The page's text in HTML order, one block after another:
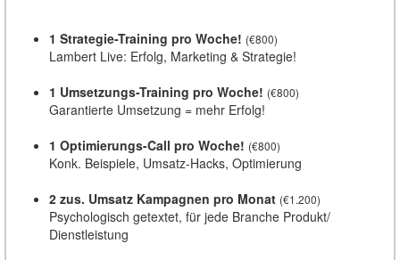
1 Strategie-Training pro Woche! (€800)
Lambert Live: Erfolg, Marketing & Strategie!
1 Umsetzungs-Training pro Woche! (€800)
Garantierte Umsetzung = mehr Erfolg!
1 Optimierungs-Call pro Woche! (€800)
Konk. Beispiele, Umsatz-Hacks, Optimierung
2 zus. Umsatz Kampagnen pro Monat (€1.200)
Psychologisch getextet, für jede Branche Produkt/
Dienstleistung